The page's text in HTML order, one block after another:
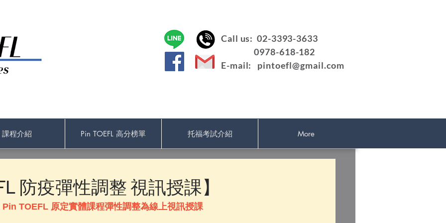
Call us: 02-3393-3633
0978-618-182
E-mail: pintoefl@gmail.com
課程介紹 Pin TOEFL 高分榜單 托福考試介紹 More
防疫彈性調整 視訊授課】
TOEFL 原定實體課程彈性調整為線上視訊授課